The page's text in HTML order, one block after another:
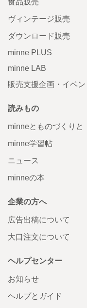
ヴィンテージ販売
ダウンロード販売
minne PLUS
minne LAB
販売支援企画・イベン
読みもの
minneとものづくりと
minne学習帖
ニュース
minneの本
企業の方へ
広告出稿について
大口注文について
ヘルプセンター
お知らせ
ヘルプとガイド